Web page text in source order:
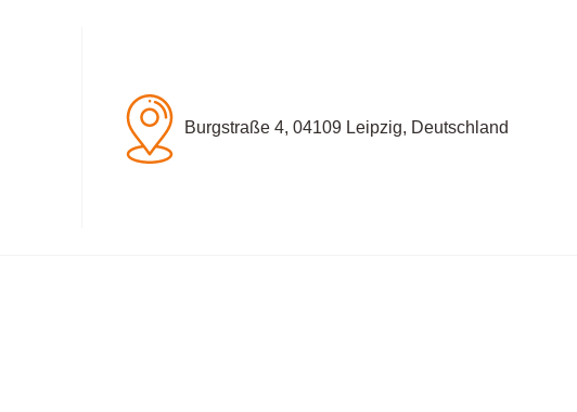
Burgstraße 4, 04109 Leipzig, Deutschland